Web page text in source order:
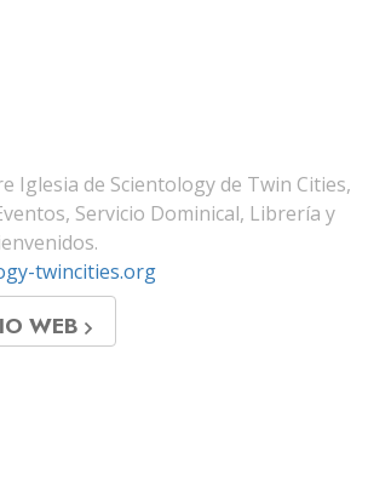
Iglesia de Scientology de Twin Cities,
Servicio Dominical, Librería y
twincities.org
WEB